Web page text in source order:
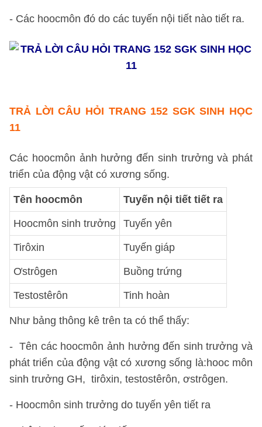
- Các hoocmôn đó do các tuyến nội tiết nào tiết ra.
TRẢ LỜI CÂU HỎI TRANG 152 SGK SINH HỌC
11
Các hoocmôn ảnh hưởng đến sinh trưởng và phát
triển của động vật có xương sống.
Tên hoocmôn Tuyến nội tiết tiết ra
Hoocmôn sinh trưởng Tuyến yên
Tirôxin Tuyến giáp
Ơstrôgen Buồng trứng
Testostêrôn Tinh hoàn
Như bảng thông kê trên ta có thể thấy:
- Tên các hoocmôn ảnh hưởng đến sinh trưởng và
phát triển của động vật có xương sống là:hooc môn
sinh trưởng GH, tirôxin, testostêrôn, ơstrôgen.
- Hoocmôn sinh trưởng do tuyến yên tiết ra